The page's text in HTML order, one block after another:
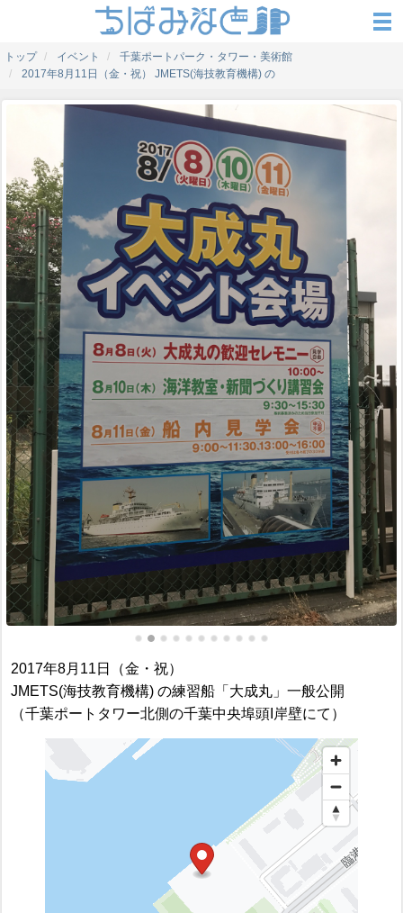
トップ イベント
千葉ポートパーク・タワー・美術館
2017年8月11日（金・祝） JMETS(海技教育機構) の
2017年8月11日（金・祝）
JMETS(海技教育機構) の練習船「大成丸」一般公開
（千葉ポートタワー北側の千葉中央埠頭I岸壁にて）